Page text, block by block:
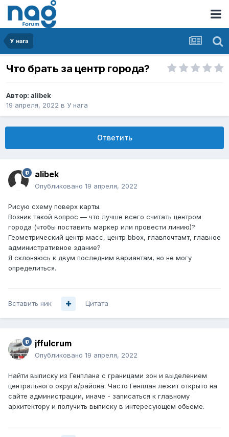
У нага
Что брать за центр города?
Автор: alibek
19 апреля, 2022 в У нага
Ответить
alibek
Опубликовано 19 апреля, 2022
Рисую схему поверх карты.
Возник такой вопрос — что лучше всего считать центром
города (чтобы поставить маркер или провести линию)?
Геометрический центр масс, центр bbox, главпочтамт, главное
административное здание?
Я склоняюсь к двум последним вариантам, но не могу
определиться.
Вставить ник Цитата
jffulcrum
Опубликовано 19 апреля, 2022
Найти выписку из Генплана с границами зон и выделением
центрального округа/района. Часто Генплан лежит открыто на
сайте администрации, иначе - записаться к главному
архитектору и получить выписку в интересующем обьеме.